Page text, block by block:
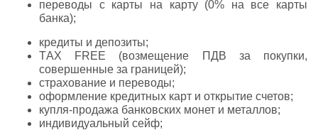
переводы с карты на карту (0% на все карты
банка);
кредиты и депозиты;
ТAX FREE (возмещение ПДВ за покупки,
совершенные за границей);
страхование и переводы;
оформление кредитных карт и открытие счетов;
купля-продажа банковских монет и металлов;
индивидуальный сейф;